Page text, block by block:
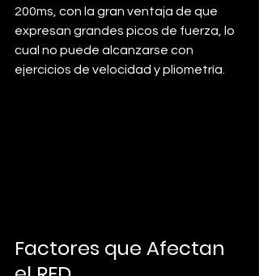
200ms, con la gran ventaja de que
expresan grandes picos de fuerza, lo
cual no puede alcanzarse con
ejercicios de velocidad y pliometría.
Factores que Afectan